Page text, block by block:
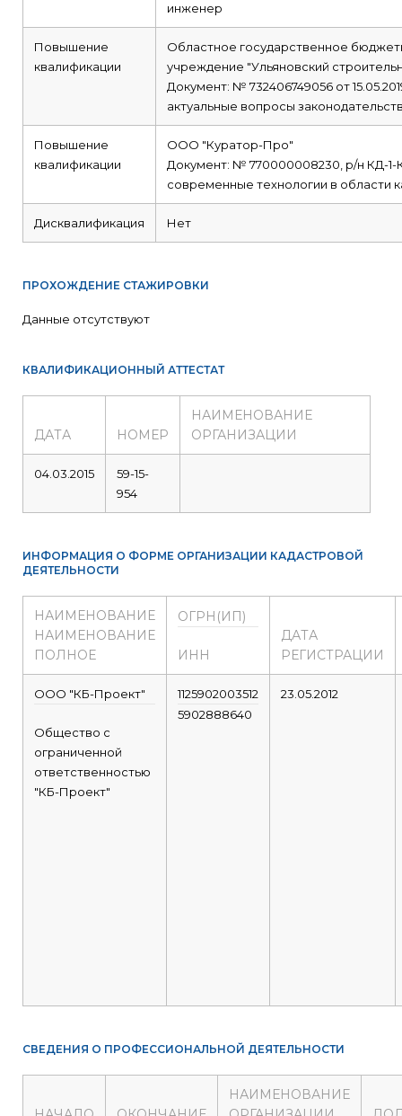
инженер
Повышение
квалификации
Областное государственное
учреждение "Ульяновский
Документ: № 732406749056 от
актуальные вопросы
Повышение
квалификации
ООО "Куратор-Про"
Документ: № 770000008230, р/н КД-1-К-
современные технологии в области
Дисквалификация Нет
ПРОХОЖДЕНИЕ СТАЖИРОВКИ
Данные отсутствуют
КВАЛИФИКАЦИОННЫЙ АТТЕСТАТ
ДАТА НОМЕР
НАИМЕНОВАНИЕ
ОРГАНИЗАЦИИ
04.03.2015
59-15-
954
ИНФОРМАЦИЯ О ФОРМЕ ОРГАНИЗАЦИИ КАДАСТРОВОЙ
ДЕЯТЕЛЬНОСТИ
НАИМЕНОВАНИЕ
НАИМЕНОВАНИЕ
ПОЛНОЕ
ОГРН(ИП)
ИНН
ДАТА
РЕГИСТРАЦИИ
ООО "КБ-Проект"
Общество с
ограниченной
ответственностью
"КБ-Проект"
1125902003512
5902888640
23.05.2012
СВЕДЕНИЯ О ПРОФЕССИОНАЛЬНОЙ ДЕЯТЕЛЬНОСТИ
НАИМЕНОВАНИЕ